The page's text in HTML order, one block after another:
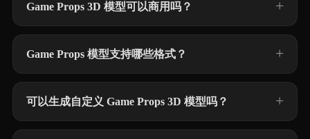
Game Props 3D 模型可以商用吗？
Game Props 模型支持哪些格式？
可以生成自定义 Game Props 3D 模型吗？